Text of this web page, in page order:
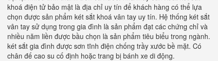
khoá điện tử bảo mật là địa chỉ uy tín để khách hàng có thể lựa
chọn được sản phẩm két sắt khoá vân tay uy tín. Hệ thống két sắt
vân tay sử dụng trong gia đình là sản phẩm đạt các chứng chỉ và
nhiều năm liền được bầu chọn là sản phẩm tiêu biểu trong ngành.
két sắt gia đình được sơn tĩnh điện chống trầy xước bề mặt. Có
chân đế cao su cố định hoặc trang bị bánh xe di động.